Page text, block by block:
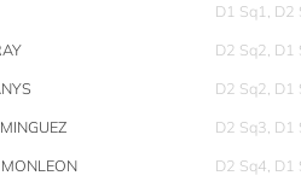
D1 Sq1, D2
D2 Sq2, D1
D2 Sq2, D1
D2 Sq3, D1
D2 Sq4, D1